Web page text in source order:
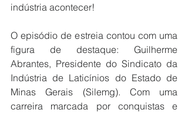
indústria acontecer!
O episódio de estreia contou com uma
figura de destaque: Guilherme
Abrantes, Presidente do Sindicato da
Indústria de Laticínios do Estado de
Minas Gerais (Silemg). Com uma
carreira marcada por conquistas e